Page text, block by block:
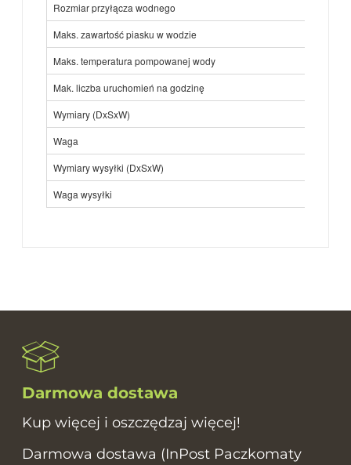
Rozmiar przyłącza wodnego
Maks. zawartość piasku w wodzie
Maks. temperatura pompowanej wody
Mak. liczba uruchomień na godzinę
Wymiary (DxSxW)
Waga
Wymiary wysyłki (DxSxW)
Waga wysyłki
Darmowa dostawa
Kup więcej i oszczędzaj więcej!
Darmowa dostawa (InPost Paczkomaty